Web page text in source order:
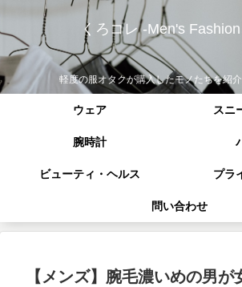
くろコレ -Men's
軽度の服オタクが購入したモノたちを紹介
ウェア スニ
腕時計
ビューティ・ヘルス プラ
問い合わせ
【メンズ】腕毛濃いめの男が